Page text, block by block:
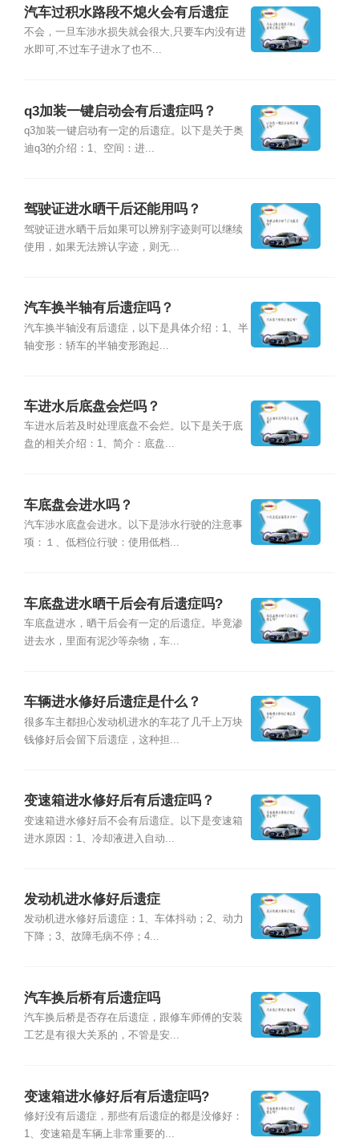
汽车过积水路段不熄火会有后遗症
吗？
不会，一旦车涉水损失就会很大,只要车内没有进
水即可,不过车子进水了也不...
q3加装一键启动会有后遗症吗？
q3加装一键启动有一定的后遗症。以下是关于奥
迪q3的介绍：1、空间：进...
驾驶证进水晒干后还能用吗？
驾驶证进水晒干后如果可以辨别字迹则可以继续
使用，如果无法辨认字迹，则无...
汽车换半轴有后遗症吗？
汽车换半轴没有后遗症，以下是具体介绍：1、半
轴变形：轿车的半轴变形跑起...
车进水后底盘会烂吗？
车进水后若及时处理底盘不会烂。以下是关于底
盘的相关介绍：1、简介：底盘...
车底盘会进水吗？
汽车涉水底盘会进水。以下是涉水行驶的注意事
项：１、低档位行驶：使用低档...
车底盘进水晒干后会有后遗症吗?
车底盘进水，晒干后会有一定的后遗症。毕竟渗
进去水，里面有泥沙等杂物，车...
车辆进水修好后遗症是什么？
很多车主都担心发动机进水的车花了几千上万块
钱修好后会留下后遗症，这种担...
变速箱进水修好后有后遗症吗？
变速箱进水修好后不会有后遗症。以下是变速箱
进水原因：1、冷却液进入自动...
发动机进水修好后遗症
发动机进水修好后遗症：1、车体抖动；2、动力
下降；3、故障毛病不停；4...
汽车换后桥有后遗症吗
汽车换后桥是否存在后遗症，跟修车师傅的安装
工艺是有很大关系的，不管是安...
变速箱进水修好后有后遗症吗?
修好没有后遗症，那些有后遗症的都是没修好：
1、变速箱是车辆上非常重要的...